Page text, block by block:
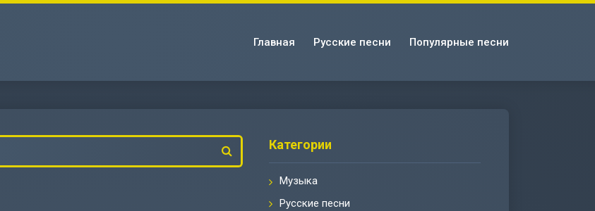
Главная Русские песни Популярные песни
Категории
Музыка
Русские песни